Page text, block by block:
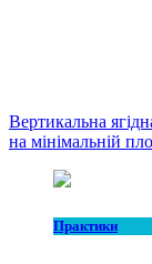
Вертикальна
на мінімальній
Практики